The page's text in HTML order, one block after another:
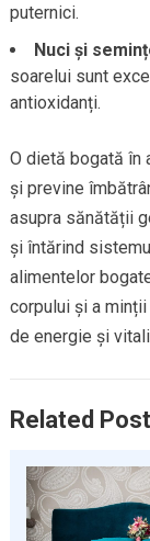
puternici.
Nuci și
soarelui sunt
antioxidanți.
O dietă bogată în
și previne
asupra sănătății
și întărind
alimentelor
corpului și a
de energie și
Related